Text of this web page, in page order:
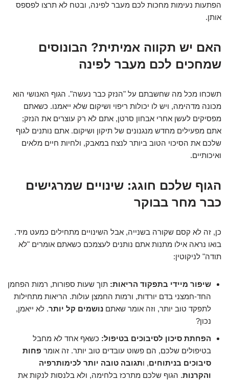
הפתעות נעימות מחכות לכם מעבר לפינה, ובטח לא תרצו לפספס
אותן.
האם יש תקווה אמיתית? הבונוסים
שמחכים לכם מעבר לפינה
תשכחו מכל מה שחשבתם על "הנזק כבר נעשה". הגוף האנושי הוא
מכונה מדהימה, ויש לו יכולות ריפוי ושיקום שלא ייאמנו. כשאתם
מפסיקים לעשן אחרי אבחון סרטן, אתם לא רק עוצרים את הנזק;
אתם מפעילים מחדש מנגנונים של תיקון ושיקום. אתם נותנים לגוף
שלכם את הסיכוי הטוב ביותר לנצח במאבק, ולחיות חיים מלאים
ואיכותיים.
הגוף שלכם חוגג: שינויים שמרגישים
כבר מחר בבוקר
כן, זה לא קסם שקורה בשנייה, אבל השינויים מתחילים כמעט מיד.
בואו נראה אילו מתנות אתם נותנים לעצמכם כשאתם אומרים "לא
תודה" לניקוטין:
שיפור מיידי בתפקוד הריאות: תוך שעות ספורות, רמות הפחמן
החד-חמצני בדם יורדות, ורמות החמצן עולות. הריאות מתחילות
לתפקד טוב יותר, וזה אומר שאתם נושמים קל יותר. לא ייאמן,
נכון?
הפחתת סיכון לסיבוכים בטיפול: כשאף אחד לא מחבל
בטיפולים שלכם, הם פשוט עובדים טוב יותר. זה אומר פחות
סיבוכים בניתוחים, ותגובה טובה יותר לכימותרפיה
והקרנות. הגוף שלכם מתרכז בלחימה, ולא בלנסות לנקות את